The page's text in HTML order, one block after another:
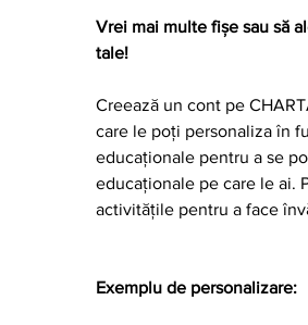
Vrei mai multe fișe sau să
tale!
Creează un cont pe
care le poți personaliza în
educaționale pentru a se
educaționale pe care le ai.
activitățile pentru a face
Exemplu de personalizare: